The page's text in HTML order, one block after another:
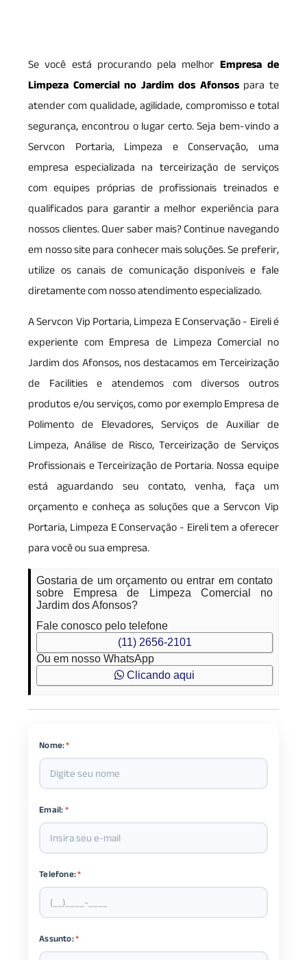
Se você está procurando pela melhor Empresa de
Limpeza Comercial no Jardim dos Afonsospara te
atender com qualidade, agilidade, compromisso e total
segurança, encontrou o lugar certo. Seja bem-vindo a
Servcon Portaria, Limpeza e Conservação, uma
empresa especializada na terceirização de serviços
com equipes próprias de profissionais treinados e
qualificados para garantir a melhor experiência para
nossos clientes. Quer saber mais? Continue navegando
em nosso site para conhecer mais soluções. Se preferir,
utilize os canais de comunicação disponíveis e fale
diretamente com nosso atendimento especializado.
A Servcon Vip Portaria, Limpeza E Conservação - Eireli é
experiente com Empresa de Limpeza Comercial no
Jardim dos Afonsos, nos destacamos em Terceirização
de Facilities e atendemos com diversos outros
produtos e/ou serviços, como por exemplo Empresa de
Polimento de Elevadores, Serviços de Auxiliar de
Limpeza, Análise de Risco, Terceirização de Serviços
Profissionais e Terceirização de Portaria. Nossa equipe
está aguardando seu contato, venha, faça um
orçamento e conheça as soluções que a Servcon Vip
Portaria, Limpeza E Conservação - Eireli tem a oferecer
para você ou sua empresa.
Gostaria de um orçamento ou entrar em contato
sobre Empresa de Limpeza Comercial no
Jardim dos Afonsos?
Fale conosco pelo telefone
(11) 2656-2101
Ou em nosso WhatsApp
Clicando aqui
Nome:*
Email:*
Telefone:*
Assunto:*